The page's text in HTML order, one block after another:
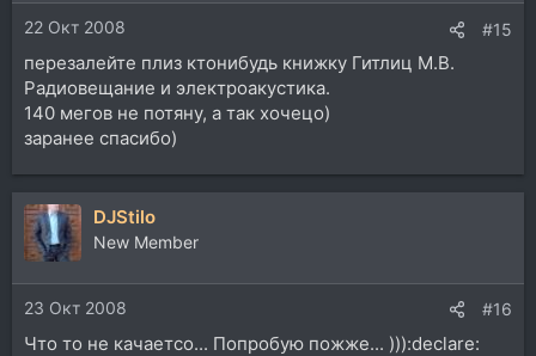
22 Окт 2008 #15
перезалейте плиз ктонибудь книжку Гитлиц М.В.
Радиовещание и электроакустика.
140 мегов не потяну, а так хочецо)
заранее спасибо)
DJStilo
New Member
23 Окт 2008 #16
Что то не качаетсо... Попробую пожже... ))):declare: